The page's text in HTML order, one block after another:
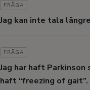
Riskerna med att inte
annan diagnos än
att man får
bättre med
rörligheten förbättras i
FRÅGA
Jag kan inte tala
Det är en kort fråga,
finns många
Det korta rådet är att
FRÅGA
Jag har haft
haft “freezing of